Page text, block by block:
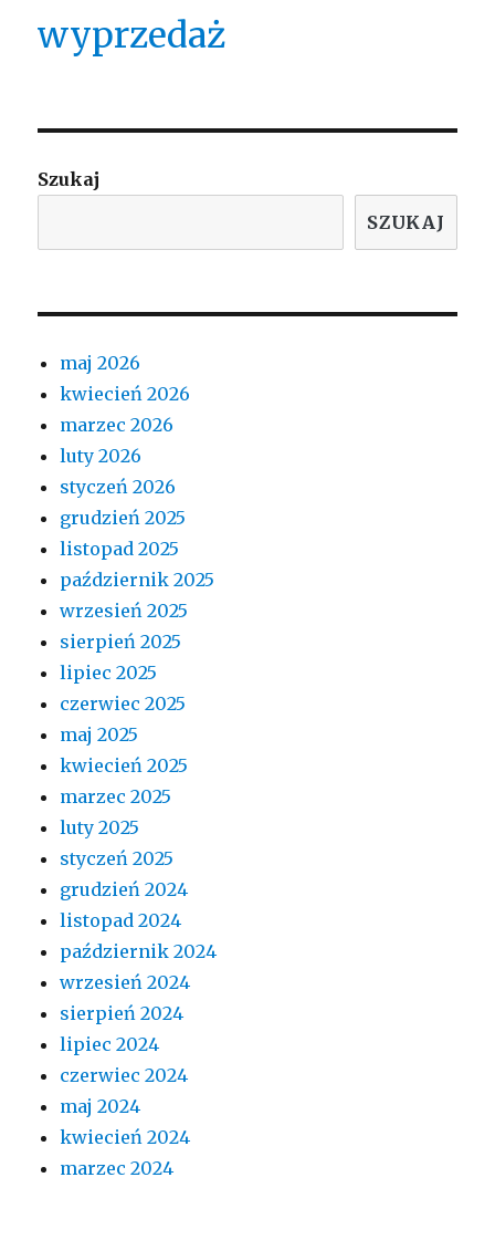
wyprzedaż
Szukaj
SZUKAJ
maj 2026
kwiecień 2026
marzec 2026
luty 2026
styczeń 2026
grudzień 2025
listopad 2025
październik 2025
wrzesień 2025
sierpień 2025
lipiec 2025
czerwiec 2025
maj 2025
kwiecień 2025
marzec 2025
luty 2025
styczeń 2025
grudzień 2024
listopad 2024
październik 2024
wrzesień 2024
sierpień 2024
lipiec 2024
czerwiec 2024
maj 2024
kwiecień 2024
marzec 2024